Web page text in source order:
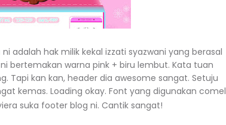
adalah hak milik kekal izzati syazwani yang berasal
bertemakan warna pink + biru lembut. Kata tuan
Tapi kan kan, header dia awesome sangat. Setuju
kemas. Loading okay. Font yang digunakan comel
suka footer blog ni. Cantik sangat!